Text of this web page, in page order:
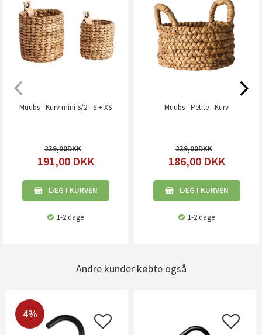
Muubs - Kurv mini S/2 - S + XS
239,00
191,00 DKK
LÆG I KURVEN
1-2 dage
Muubs - Petite - Kurv
239,00
186,00 DKK
LÆG I KURVEN
1-2 dage
Andre kunder købte også
4%